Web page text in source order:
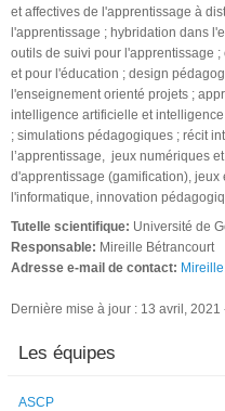
et affectives de l'apprentissage à
l'apprentissage ; hybridation dans
outils de suivi pour l'apprentissage
et pour l'éducation ; design
l'enseignement orienté projets ;
intelligence artificielle et
; simulations pédagogiques ; récit
l’apprentissage, jeux numériques
d'apprentissage (gamification), jeux
l'informatique, innovation
Tutelle scientifique: Université de
Responsable: Mireille Bétrancourt
Adresse e-mail de contact:
Dernière mise à jour : 13 avril, 2021
Les équipes
ASCP